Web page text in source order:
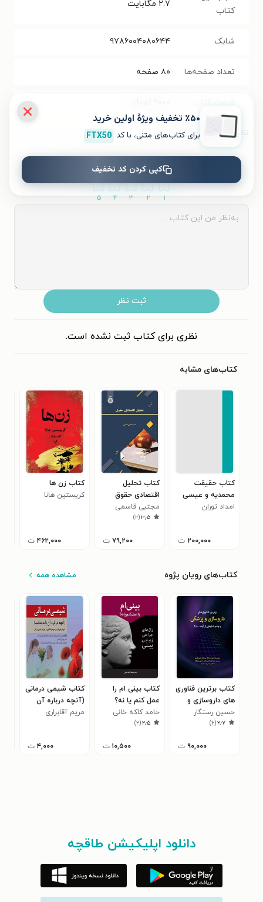
کتاب
۲.۷ مگابایت
شابک ۹۷۸۶۰۰۴۰۸۰۶۴۴
تعداد صفحه‌ها ۸۰ صفحه
نظر شما دربارهٔ این کتاب
۱ ۲ ۳ ۴ ۵
ثبت نظر
نظری برای کتاب ثبت نشده است.
کتاب‌های مشابه
کتاب حقیقت
محمدیه و عیسی
مسیح در اندیشه
امداد توران
۲۰۰,۰۰۰ ت
کتاب تحلیل
اقتصادی حقوق
مجتبی قاسمی
۳٫۵(۲)
۷۹,۲۰۰ ت
کتاب زن ها
کریستین هانا
۴۶۲,۰۰۰ ت
کتاب‌های رویان پژوه مشاهده همه
کتاب برترین فناوری
های داروسازی و
پزشکی
حسین رستگار
۲٫۷(۶)
۹۰,۰۰۰ ت
کتاب بینی ام را
عمل کنم یا نه؟
حامد کاکه خانی
۲٫۵(۲)
۱۰,۵۰۰ ت
کتاب شیمی درمانی
(آنچه درباره آن
باید بدانید)
مریم آقابراری
۴,۰۰۰ ت
دانلود اپلیکیشن طاقچه
٪۵۰ تخفیف ویژۀ اولین خرید
برای کتاب‌های متنی، با کد FTX50
کپی کردن کد تخفیف